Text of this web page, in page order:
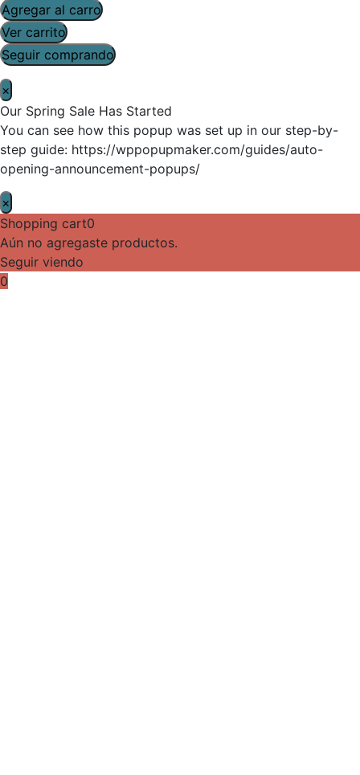
Agregar al carro
Ver carrito
Seguir comprando
×
Our Spring Sale Has Started
You can see how this popup was set up in our step-by-
step guide: https://wppopupmaker.com/guides/auto-
opening-announcement-popups/
×
Shopping cart0
Aún no agregaste productos.
Seguir viendo
0